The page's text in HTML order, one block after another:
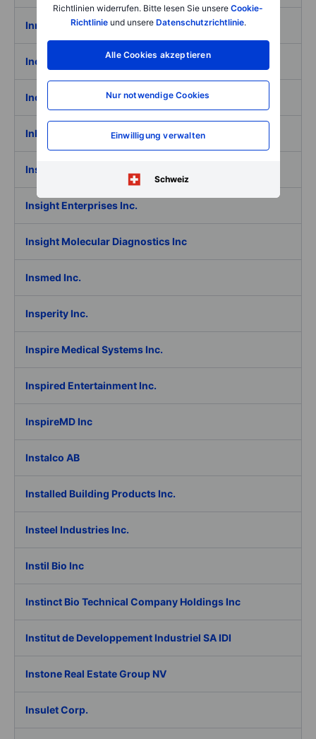
Richtlinien widerrufen. Bitte lesen Sie unsere Cookie-
Richtlinieund unsere Datenschutzrichtlinie.
Alle Cookies akzeptieren
Nur notwendige Cookies
Einwilligung verwalten
Schweiz
Innventure Inc
Inogen Inc.
Inovio Pharmaceuticals Inc.
InPost S.A.
Inseego Corp.
Insight Enterprises Inc.
Insight Molecular Diagnostics Inc
Insmed Inc.
Insperity Inc.
Inspire Medical Systems Inc.
Inspired Entertainment Inc.
InspireMD Inc
Instalco AB
Installed Building Products Inc.
Insteel Industries Inc.
Instil Bio Inc
Instinct Bio Technical Company Holdings Inc
Institut de Developpement Industriel SA IDI
Instone Real Estate Group NV
Insulet Corp.